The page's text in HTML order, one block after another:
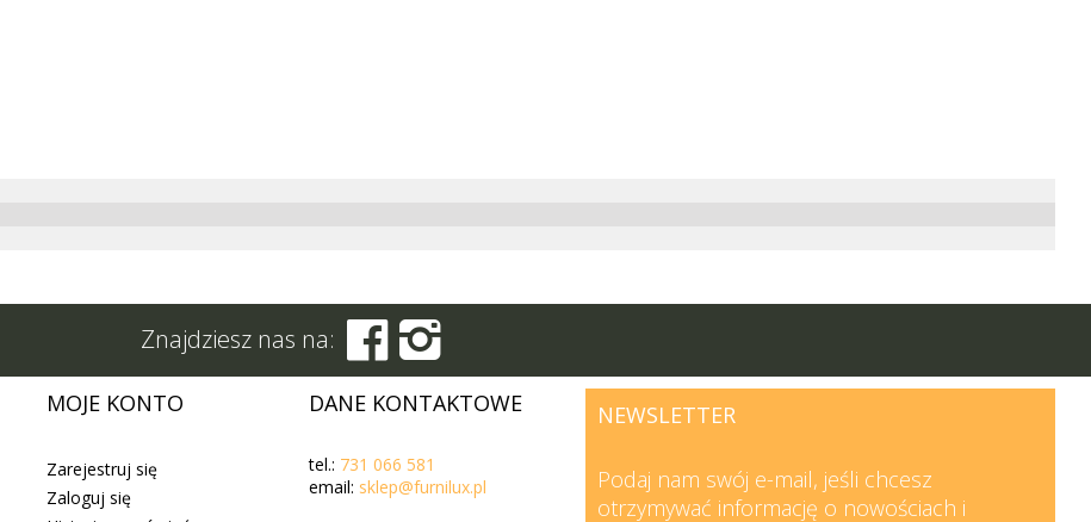
Znajdziesz nas na:  
MOJE KONTO
Zarejestruj się
Zaloguj się
DANE KONTAKTOWE
tel.: 731 066 581
email: sklep@furnilux.pl
NEWSLETTER
Podaj nam swój e-mail, jeśli chcesz
otrzymywać informację o nowościach i